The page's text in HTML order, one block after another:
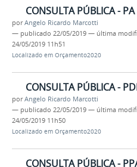
CONSULTA PÚBLICA - PA
porAngelo Ricardo Marcotti
— publicado 22/05/2019 — última
24/05/2019 11h51
Localizado em Orçamento2020
CONSULTA PÚBLICA -
porAngelo Ricardo Marcotti
— publicado 22/05/2019 — última
24/05/2019 11h50
Localizado em Orçamento2020
CONSULTA PÚBLICA -